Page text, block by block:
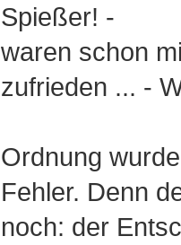
Spießer! -
waren schon
zufrieden ... -
Ordnung
Fehler. Denn
noch: der